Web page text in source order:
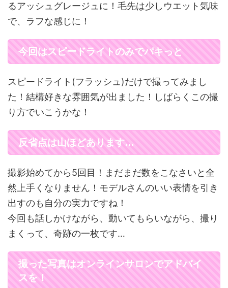
るアッシュグレージュに！毛先は少しウエット気味
で、ラフな感じに！
今回はスピードライトのみでパキっと
スピードライト(フラッシュ)だけで撮ってみまし
た！結構好きな雰囲気が出ました！しばらくこの撮
り方でいこうかな！
反省点は山ほどあります…
撮影始めてから5回目！まだまだ数をこなさいと全
然上手くなりません！モデルさんのいい表情を引き
出すのも自分の実力ですね！
今回も話しかけながら、動いてもらいながら、撮り
まくって、奇跡の一枚です…
撮った写真はオンラインサロンでアドバイ
スを！